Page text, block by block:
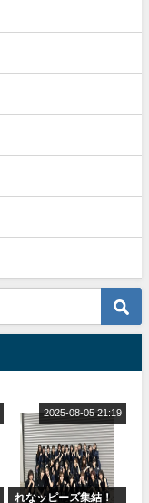
れなッピーズ集結！
2025-08-05 21:19